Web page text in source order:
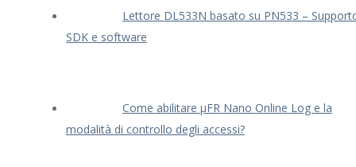
Lettore DL533N basato su PN533 –
SDK e software
Come abilitare μFR Nano Online Log e la
modalità di controllo degli accessi?